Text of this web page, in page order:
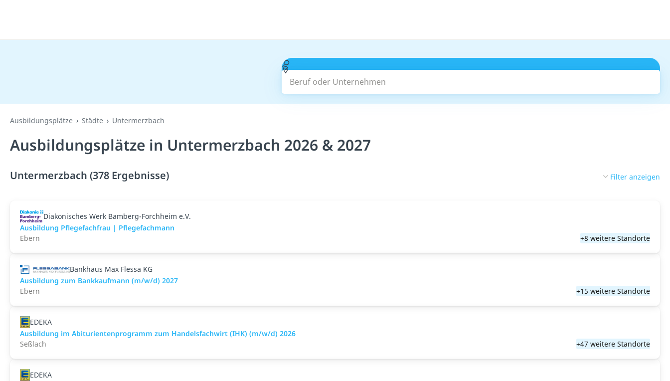
Beruf oder Unternehmen
Ausbildungsplätze Städte Untermerzbach
Ausbildungsplätze in Untermerzbach 2026 & 2027
Untermerzbach (378 Ergebnisse) Filter anzeigen
Diakonisches Werk Bamberg-Forchheim e.V.
Ausbildung Pflegefachfrau | Pflegefachmann
Ebern
+8 weitere Standorte
Bankhaus Max Flessa KG
Ausbildung zum Bankkaufmann (m/w/d) 2027
Ebern
+15 weitere Standorte
EDEKA
Ausbildung im Abiturientenprogramm zum Handelsfachwirt (IHK) (m/w/d) 2026
Seßlach
+47 weitere Standorte
EDEKA